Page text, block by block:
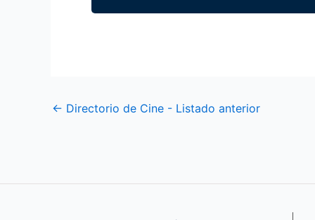
← Directorio de Cine - Listado anterior